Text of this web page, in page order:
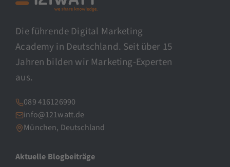
Die führende Digital Marketing
Academy in Deutschland. Seit über 15
Jahren bilden wir Marketing-Experten
aus.
089 416126990
info@121watt.de
München, Deutschland
Aktuelle Blogbeiträge